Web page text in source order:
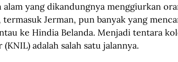
yang dikandungnya menggiurkan
Jerman, pun banyak yang
ke Hindia Belanda. Menjadi tentara
adalah salah satu jalannya.